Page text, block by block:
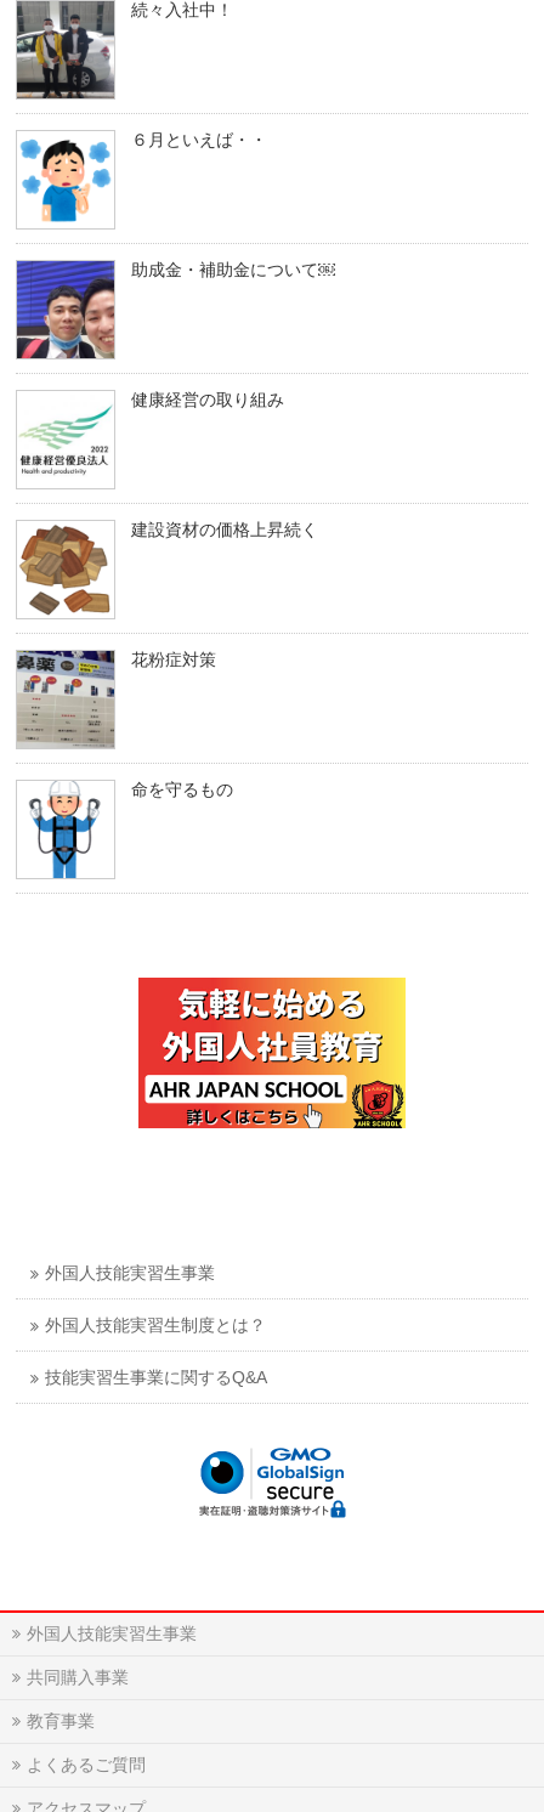
続々入社中！
６月といえば・・
助成金・補助金について￼
健康経営の取り組み
建設資材の価格上昇続く
花粉症対策
命を守るもの
外国人技能実習生事業
外国人技能実習生制度とは？
技能実習生事業に関するQ&A
外国人技能実習生事業
共同購入事業
教育事業
よくあるご質問